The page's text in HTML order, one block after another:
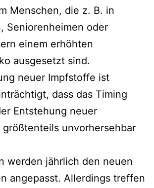
Menschen, die z. B. in
Seniorenheimen oder
einem erhöhten
ausgesetzt sind.
neuer Impfstoffe ist
dass das Timing
Entstehung neuer
größtenteils unvorhersehbar
werden jährlich den neuen
angepasst. Allerdings treffen